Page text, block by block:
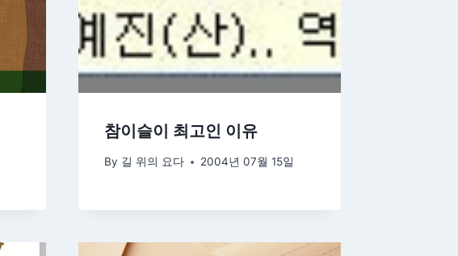
참이슬이 최고인 이유
By 길 위의 요다 2004년 07월 15일